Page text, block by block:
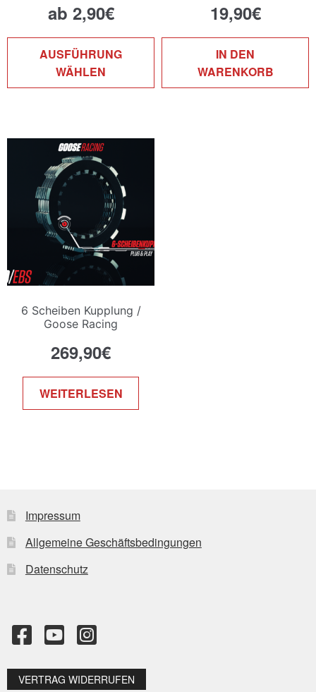
ab 2,90€
AUSFÜHRUNG
WÄHLEN
Produktseite
19,90€
IN DEN
WARENKORB
6 Scheiben Kupplung /
Goose Racing
269,90€
WEITERLESEN
Impressum
Allgemeine Geschäftsbedingungen
Datenschutz
VERTRAG WIDERRUFEN